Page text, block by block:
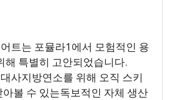
트는 포뮬라1에서 모험적인 용
해 특별히 고안되었습니다.
사지방연소를 위해 오직 스키
볼 수 있는독보적인 자체 생산